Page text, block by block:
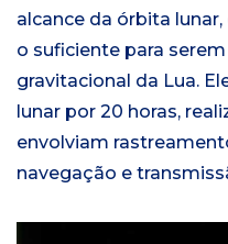
alcance da órbita
o suficiente para
gravitacional da Lua.
lunar por 20 horas,
envolviam
navegação e